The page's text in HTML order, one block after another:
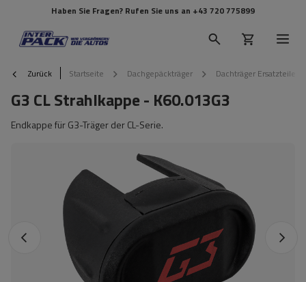
Haben Sie Fragen? Rufen Sie uns an +43 720 775899
Zurück Startseite Dachgepäckträger Dachträger Ersatzteile
G3 CL Strahlkappe - K60.013G3
Endkappe für G3-Träger der CL-Serie.